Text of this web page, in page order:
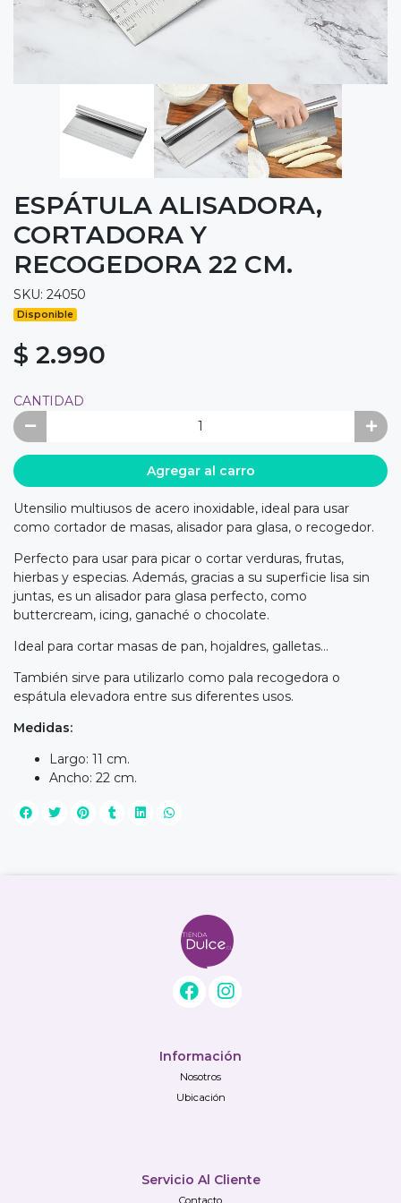
ESPÁTULA ALISADORA,
CORTADORA Y
RECOGEDORA 22 CM.
SKU: 24050
Disponible
$ 2.990
CANTIDAD
Agregar al carro
Utensilio multiusos de acero inoxidable, ideal para usar
como cortador de masas, alisador para glasa, o recogedor.
Perfecto para usar para picar o cortar verduras, frutas,
hierbas y especias. Además, gracias a su superficie lisa sin
juntas, es un alisador para glasa perfecto, como
buttercream, icing, ganaché o chocolate.
Ideal para cortar masas de pan, hojaldres, galletas...
También sirve para utilizarlo como pala recogedora o
espátula elevadora entre sus diferentes usos.
Medidas:
Largo: 11 cm.
Ancho: 22 cm.
Información
Nosotros
Ubicación
Servicio Al Cliente
Contacto